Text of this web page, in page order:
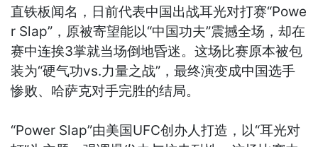
直铁板闻名，日前代表中国出战耳光对打赛“Powe
r Slap”，原被寄望能以“中国功夫”震撼全场，却在
赛中连挨3掌就当场倒地昏迷。这场比赛原本被包
装为“硬气功vs.力量之战”，最终演变成中国选手
惨败、哈萨克对手完胜的结局。
“Power Slap”由美国UFC创办人打造，以“耳光对